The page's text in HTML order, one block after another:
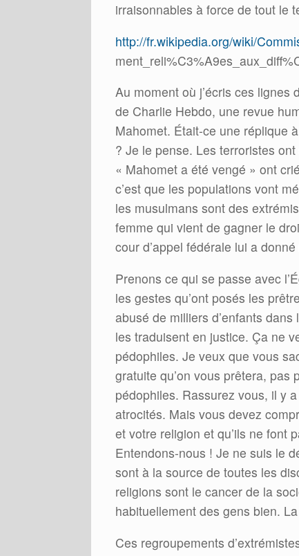
irraisonnables à force de tout le
http://fr.wikipedia.org/wiki/
Au moment où j’écris ces lignes
de Charlie Hebdo, une revue
Mahomet. Était-ce une réplique
? Je le pense. Les terroristes
« Mahomet a été vengé » ont
c’est que les populations vont
les musulmans sont des
femme qui vient de gagner le
cour d’appel fédérale lui a
Prenons ce qui se passe avec
les gestes qu’ont posés les
abusé de milliers d’enfants
les traduisent en justice. Ça ne
pédophiles. Je veux que vous
gratuite qu’on vous prêtera,
pédophiles. Rassurez vous, il y
atrocités. Mais vous devez
et votre religion et qu’ils ne font
Entendons-nous ! Je ne suis le
sont à la source de toutes les
religions sont le cancer de la
habituellement des gens bien.
Ces regroupements